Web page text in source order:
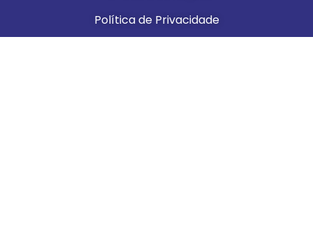
Política de Privacidade